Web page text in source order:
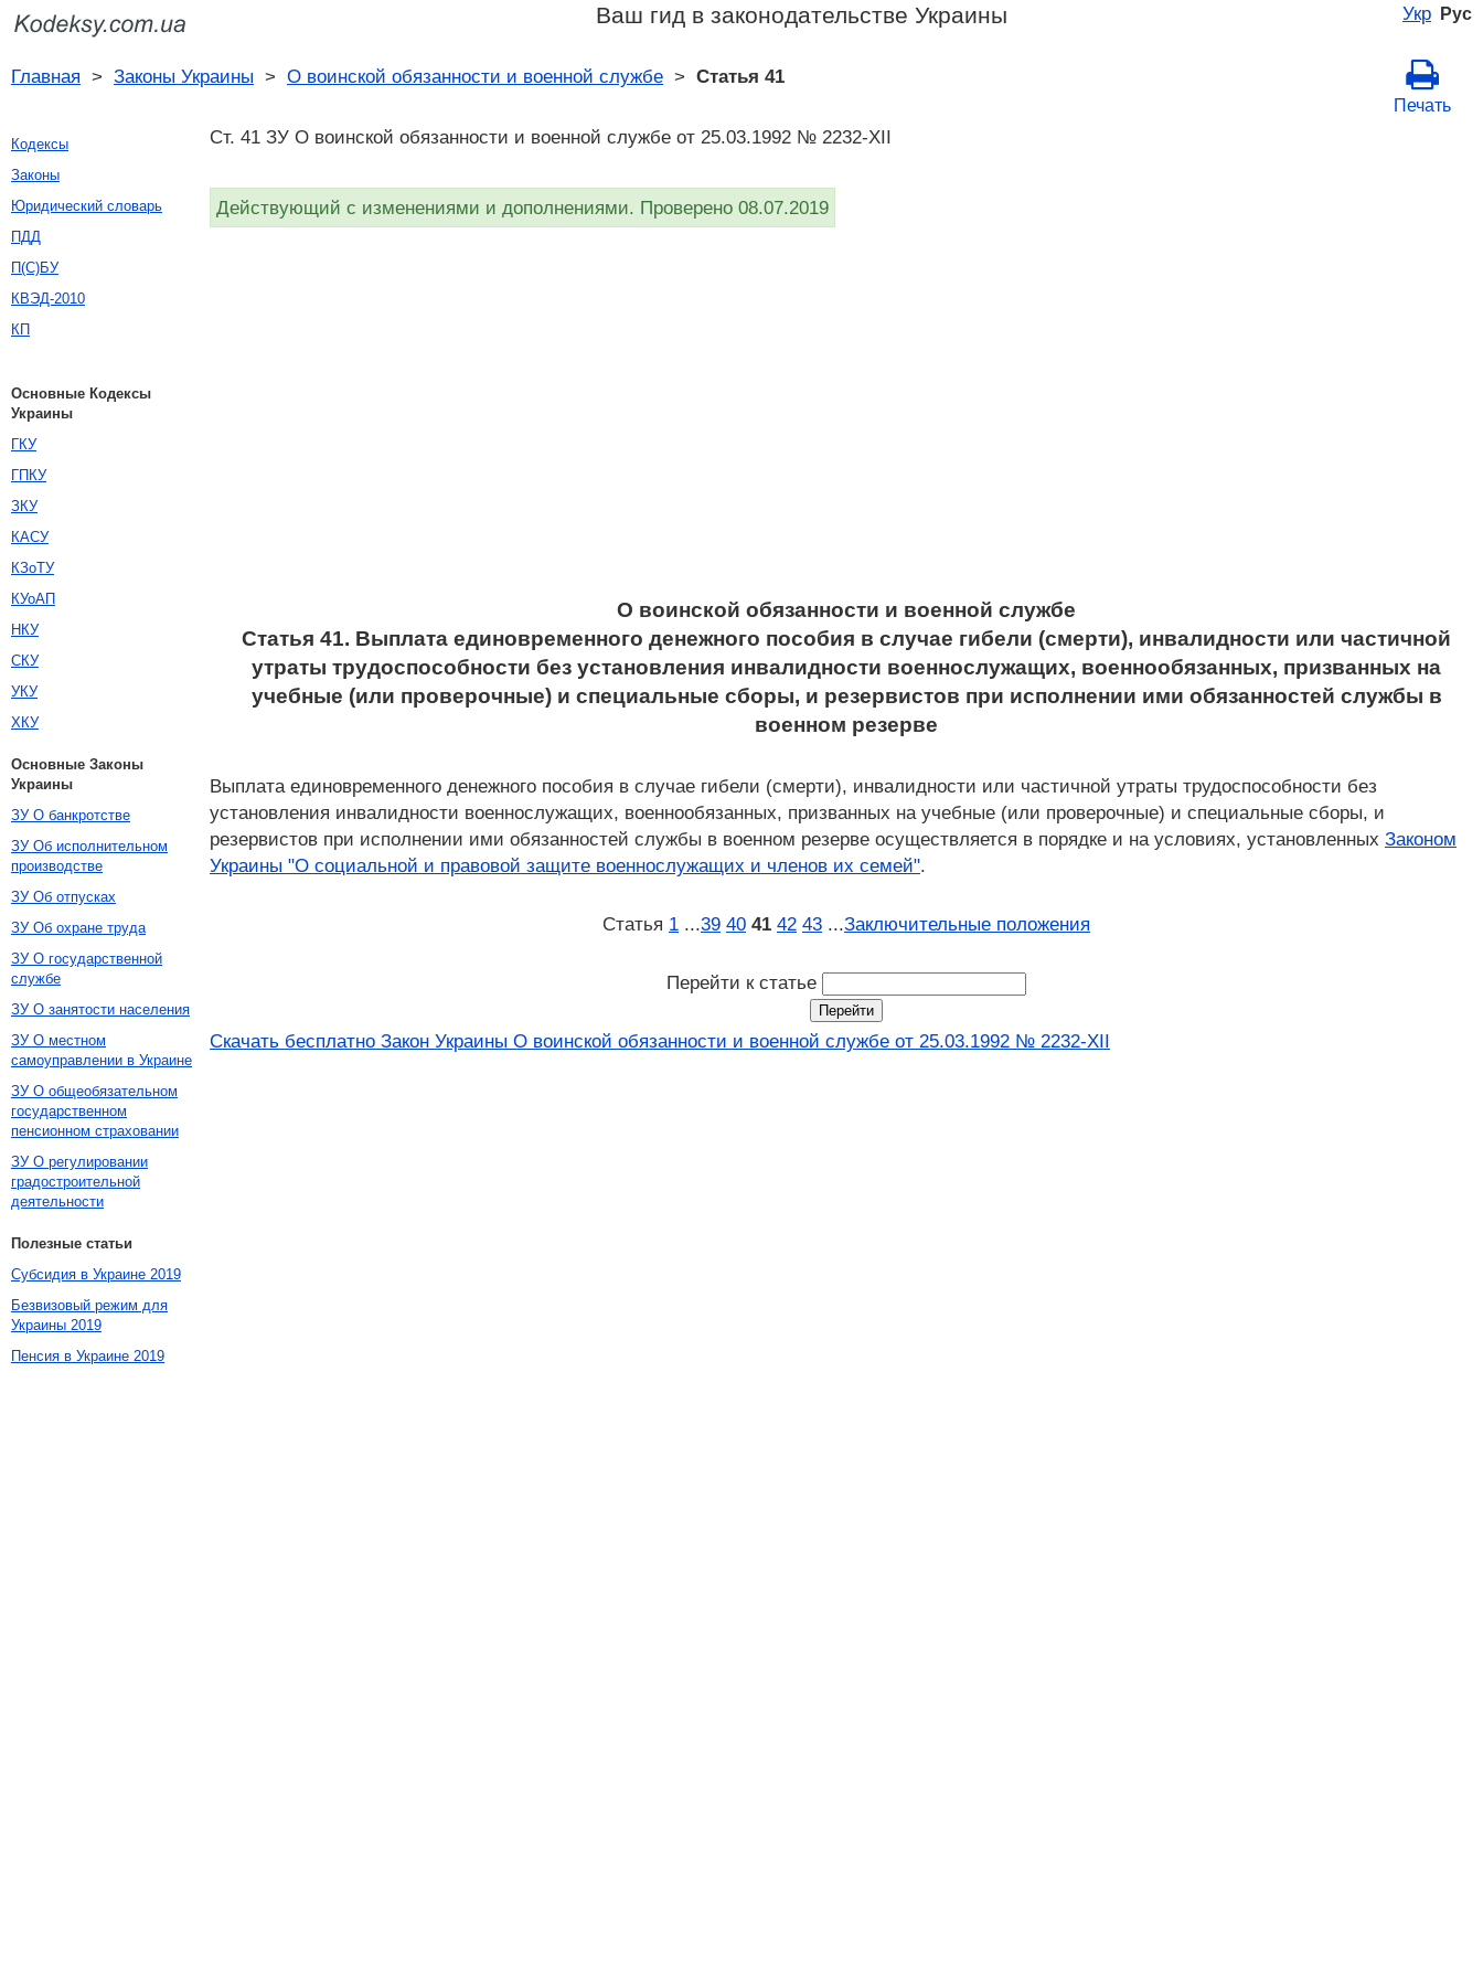
Укр Рус
Ваш гид в законодательстве Украины
Главная > Законы Украины > О воинской обязанности и военной службе > Статья 41
Печать
Ст. 41 ЗУ О воинской обязанности и военной службе от 25.03.1992 № 2232-XII
Действующий с изменениями и дополнениями. Проверено 08.07.2019
О воинской обязанности и военной службе
Статья 41. Выплата единовременного денежного пособия в случае гибели (смерти), инвалидности или частичной
утраты трудоспособности без установления инвалидности военнослужащих, военнообязанных, призванных на
учебные (или проверочные) и специальные сборы, и резервистов при исполнении ими обязанностей службы в
военном резерве
Выплата единовременного денежного пособия в случае гибели (смерти), инвалидности или частичной утраты трудоспособности без
установления инвалидности военнослужащих, военнообязанных, призванных на учебные (или проверочные) и специальные сборы, и
резервистов при исполнении ими обязанностей службы в военном резерве осуществляется в порядке и на условиях, установленных Законом
Украины "О социальной и правовой защите военнослужащих и членов их семей".
Статья 1 ...39 40 41 42 43 ...Заключительные положения
Перейти к статье
Скачать бесплатно Закон Украины О воинской обязанности и военной службе от 25.03.1992 № 2232-XII
Кодексы
Законы
Юридический словарь
ПДД
П(С)БУ
КВЭД-2010
КП
Основные Кодексы
Украины
ГКУ
ГПКУ
ЗКУ
КАСУ
КЗоТУ
КУоАП
НКУ
СКУ
УКУ
ХКУ
Основные Законы
Украины
ЗУ О банкротстве
ЗУ Об исполнительном
производстве
ЗУ Об отпусках
ЗУ Об охране труда
ЗУ О государственной
службе
ЗУ О занятости населения
ЗУ О местном
самоуправлении в Украине
ЗУ О общеобязательном
государственном
пенсионном страховании
ЗУ О регулировании
градостроительной
деятельности
Полезные статьи
Субсидия в Украине 2019
Безвизовый режим для
Украины 2019
Пенсия в Украине 2019